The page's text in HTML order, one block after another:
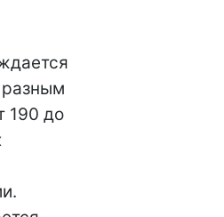
разным
190 до